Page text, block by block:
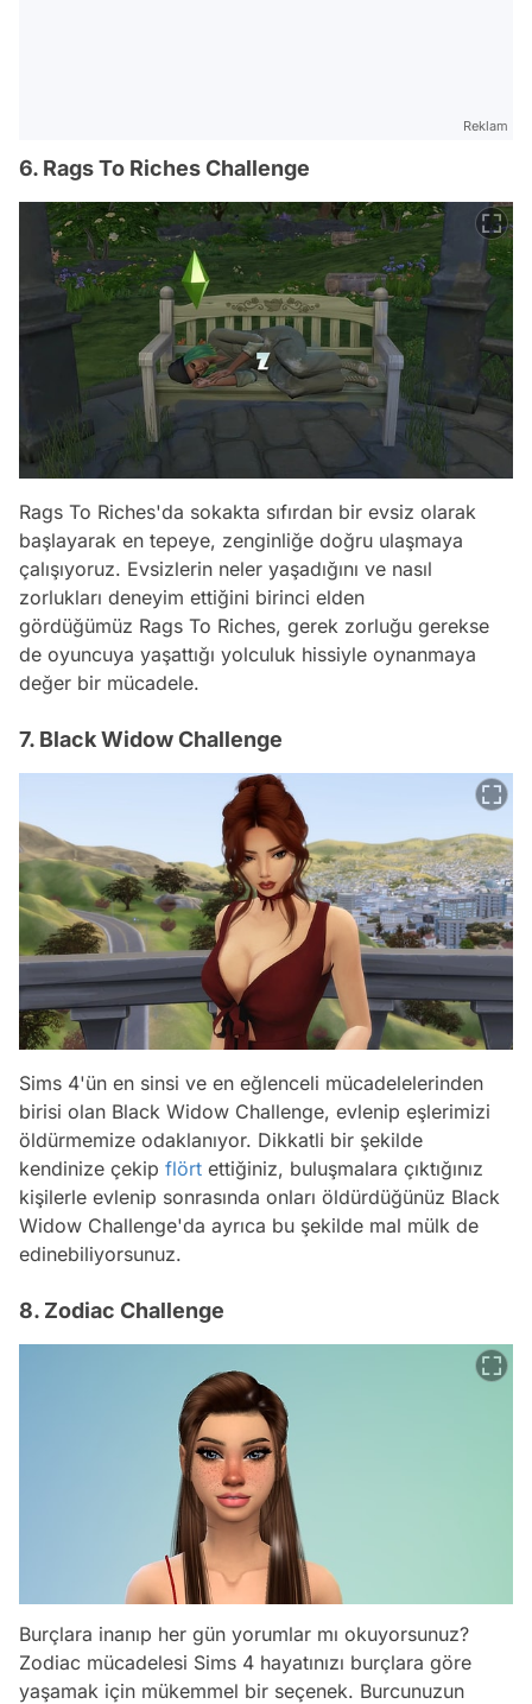
Reklam
6. Rags To Riches Challenge
Rags To Riches'da sokakta sıfırdan bir evsiz olarak
başlayarak en tepeye, zenginliğe doğru ulaşmaya
çalışıyoruz. Evsizlerin neler yaşadığını ve nasıl
zorlukları deneyim ettiğini birinci elden
gördüğümüz Rags To Riches, gerek zorluğu gerekse
de oyuncuya yaşattığı yolculuk hissiyle oynanmaya
değer bir mücadele.
7. Black Widow Challenge
Sims 4'ün en sinsi ve en eğlenceli mücadelelerinden
birisi olan Black Widow Challenge, evlenip eşlerimizi
öldürmemize odaklanıyor. Dikkatli bir şekilde
kendinize çekip flört ettiğiniz, buluşmalara çıktığınız
kişilerle evlenip sonrasında onları öldürdüğünüz Black
Widow Challenge'da ayrıca bu şekilde mal mülk de
edinebiliyorsunuz.
8. Zodiac Challenge
Burçlara inanıp her gün yorumlar mı okuyorsunuz?
Zodiac mücadelesi Sims 4 hayatınızı burçlara göre
yaşamak için mükemmel bir seçenek. Burcunuzun